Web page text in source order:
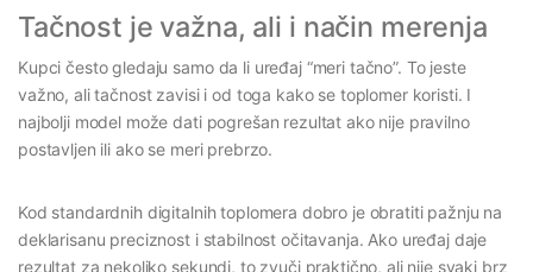
Tačnost je važna, ali i način merenja
Kupci često gledaju samo da li uređaj “meri tačno”. To jeste
važno, ali tačnost zavisi i od toga kako se toplomer koristi. I
najbolji model može dati pogrešan rezultat ako nije pravilno
postavljen ili ako se meri prebrzo.
Kod standardnih digitalnih toplomera dobro je obratiti pažnju na
deklarisanu preciznost i stabilnost očitavanja. Ako uređaj daje
rezultat za nekoliko sekundi, to zvuči praktično, ali nije svaki brz